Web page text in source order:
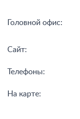
Головной офис:
Сайт:
Телефоны:
На карте: